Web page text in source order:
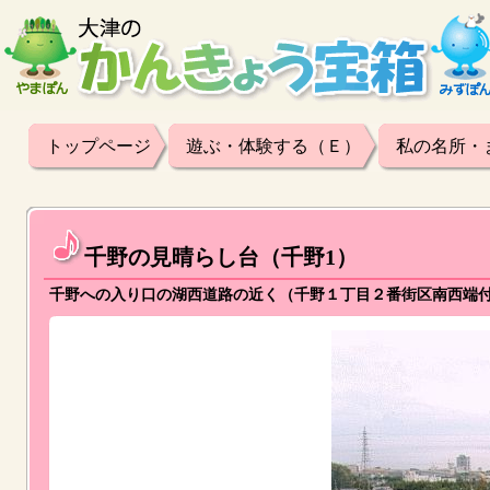
トップページ 遊ぶ・体験する（Ｅ） 私の名所・
千野の見晴らし台（千野1）
千野への入り口の湖西道路の近く（千野１丁目２番街区南西